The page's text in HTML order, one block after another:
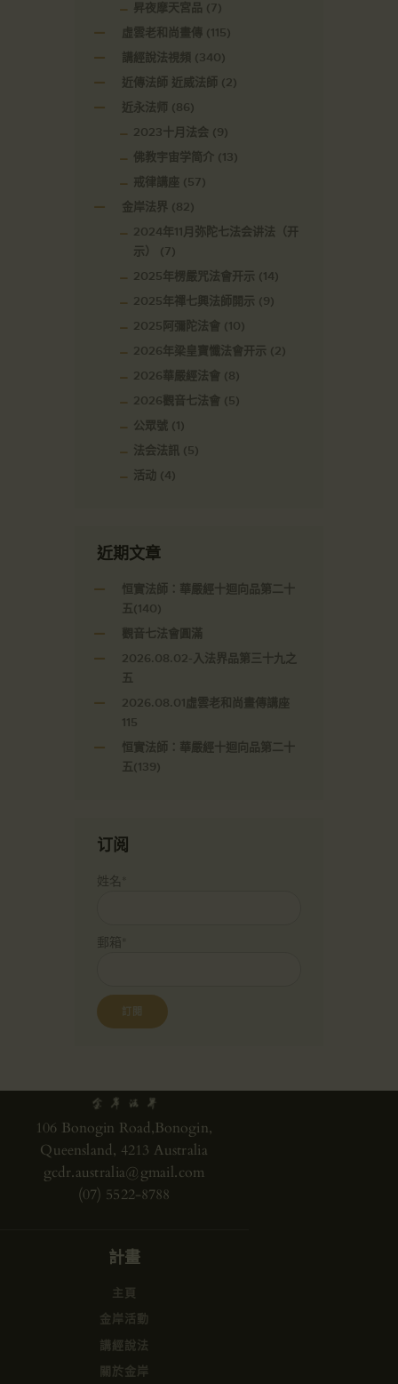
昇夜摩天宮品 (7)
虛雲老和尚畫傳 (115)
講經說法視頻
(340)
近傳法師 近威法師 (2)
近永法师 (86)
2023十月法会 (9)
佛教宇宙学简介 (13)
戒律講座 (57)
金岸法界 (82)
2024年11月弥陀七法会讲法（开
示）
(7)
2025年楞嚴咒法會开示 (14)
2025年禪七興法師開示 (9)
2025阿彌陀法會 (10)
2026年梁皇寶懺法會开示 (2)
2026華嚴經法會 (8)
2026觀音七法會 (5)
公眾號 (1)
法会法訊 (5)
活动 (4)
近期文章
恒實法師：華嚴經十迴向品第二十
五(140)
觀音七法會圓滿
2026.08.02-入法界品第三十九之
五
2026.08.01虛雲老和尚畫傳講座
115
恒實法師：華嚴經十迴向品第二十
五(139)
订阅
姓名*
郵箱*
106 Bonogin Road,Bonogin,
Queensland, 4213 Australia
gcdr.australia@gmail.com
(07) 5522-8788
計畫
主頁
金岸活動
講經說法
關於金岸